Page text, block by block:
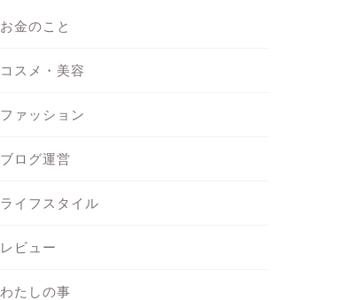
お金のこと
コスメ・美容
ファッション
ブログ運営
ライフスタイル
レビュー
わたしの事